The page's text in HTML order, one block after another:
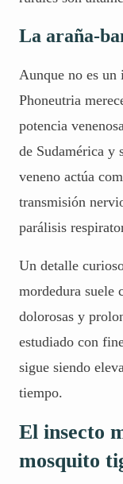
La araña-
Aunque no es un
Phoneutria
potencia
de Sudamérica y
veneno actúa
transmisión
parálisis
Un detalle
mordedura suele
dolorosas y
estudiado con
sigue siendo
tiempo.
El insecto
mosquito